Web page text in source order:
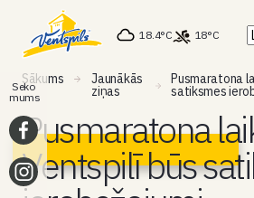
18.4°C 18°C
Sākums Jaunākās
ziņas
Pusmaratona
satiksmes
Pusmaratona
Ventspilī būs
Seko
mums